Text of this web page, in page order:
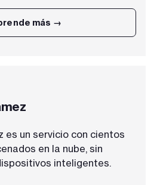
más →
es un servicio con cientos
en la nube, sin
inteligentes.